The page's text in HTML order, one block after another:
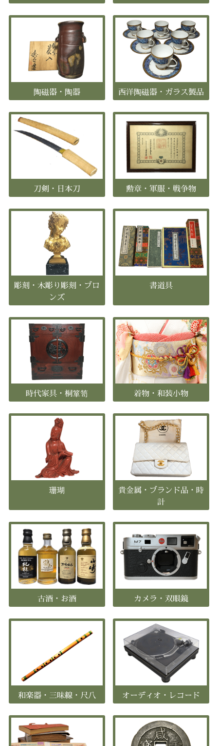
陶磁器・陶器 西洋陶磁器・ガラス製品
刀剣・日本刀 勲章・軍服・戦争物
彫刻・木彫り彫刻・ブロ
ンズ
書道具
時代家具・桐箪笥 着物・和装小物
珊瑚
貴金属・ブランド品・時
計
古酒・お酒 カメラ・双眼鏡
和楽器・三味線・尺八 オーディオ・レコード